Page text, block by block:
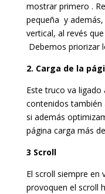
mostrar primero .
pequeña y
vertical, al revés
Debemos priorizar
2. Carga de la
Este truco va
contenidos también
si además
página carga más
3 Scroll
El scroll siempre en
provoquen el scroll